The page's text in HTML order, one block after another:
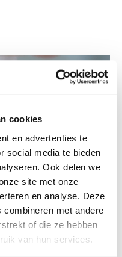
cookies
en advertenties te
social media te bieden
Ook delen we
site met onze
en analyse. Deze
combineren met andere
of die ze hebben
van hun services.